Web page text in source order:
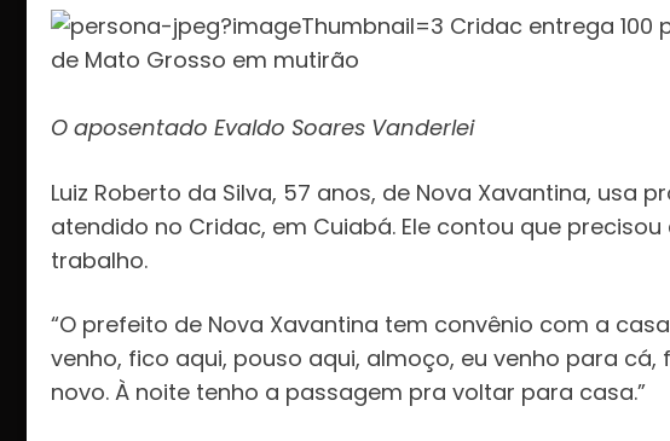
O aposentado Evaldo Soares Vanderlei
Luiz Roberto da Silva, 57 anos, de Nova Xavantina, usa
atendido no Cridac, em Cuiabá. Ele contou que
trabalho.
“O prefeito de Nova Xavantina tem convênio com a
venho, fico aqui, pouso aqui, almoço, eu venho para
novo. À noite tenho a passagem pra voltar para casa.”